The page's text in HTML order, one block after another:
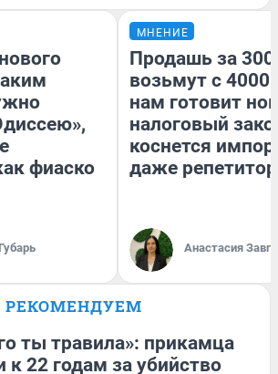
фиаско
МНЕНИЕ
Продашь за
возьмут с
нам готовит
налоговый
коснется
даже
Анастасия
РЕКОМЕНДУЕМ
ты травила»: прикамца
к 22 годам за убийство